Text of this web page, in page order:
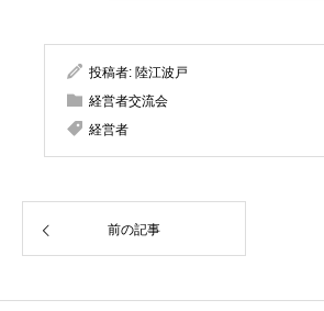
投稿者: 陸江波戸
経営者交流会
経営者
前の記事